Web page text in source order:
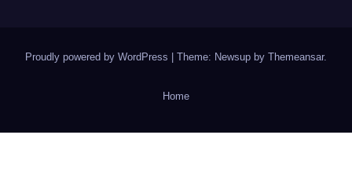
Proudly powered by WordPress | Theme: Newsup by Themeansar.
Home